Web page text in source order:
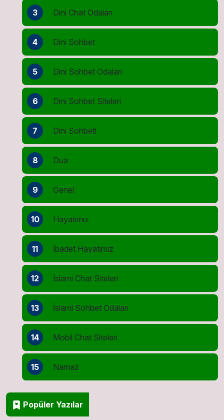
3 Dini Chat Odaları
4 Dini Sohbet
5 Dini Sohbet Odaları
6 Dini Sohbet Siteleri
7 Dini Sohbeti
8 Dua
9 Genel
10 Hayatımız
11 İbadet Hayatımız
12 İslami Chat Siteleri
13 İslami Sohbet Odaları
14 Mobil Chat Siteleri
15 Namaz
Popüler Yazılar